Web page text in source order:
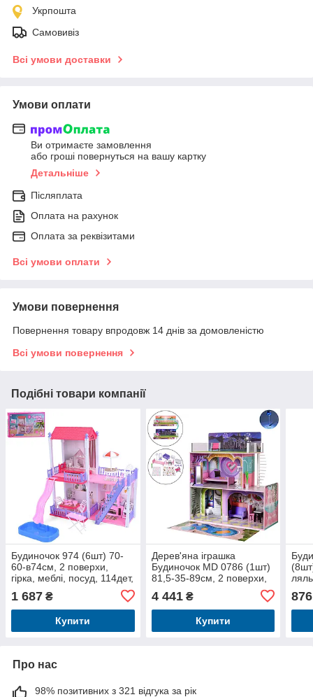
Укрпошта
Самовивіз
Всі умови доставки
Умови оплати
Ви отримаєте замовлення
або гроші повернуться на вашу картку
Детальніше
Післяплата
Оплата на рахунок
Оплата за реквізитами
Всі умови оплати
Умови повернення
Повернення товару впродовж 14 днів за домовленістю
Всі умови повернення
Подібні товари компанії
Будиночок 974 (6шт) 70-
60-в74см, 2 поверхи,
гірка, меблі, посуд, 114дет,
1 687 ₴
Купити
Дерев'яна іграшка
Будиночок MD 0786 (1шт)
81,5-35-89см, 2 поверхи,
бат(табл), в коробці, 90-
40-20см
4 441₴
Купити
35-
876
Про нас
98% позитивних з 321 відгука за рік